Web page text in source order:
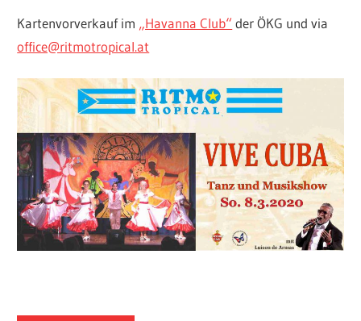
Kartenvorverkauf im „Havanna Club“ der ÖKG und via
office@ritmotropical.at